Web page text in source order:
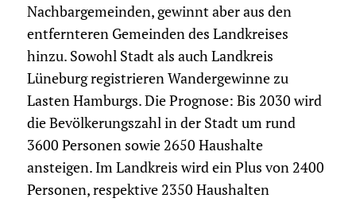
Nachbargemeinden, gewinnt aber aus den
entfernteren Gemeinden des Landkreises
hinzu. Sowohl Stadt als auch Landkreis
Lüneburg registrieren Wandergewinne zu
Lasten Hamburgs. Die Prognose: Bis 2030 wird
die Bevölkerungszahl in der Stadt um rund
3600 Personen sowie 2650 Haushalte
ansteigen. Im Landkreis wird ein Plus von 2400
Personen, respektive 2350 Haushalten